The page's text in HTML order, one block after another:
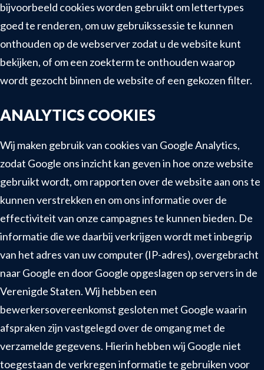
bijvoorbeeld cookies worden gebruikt om lettertypes
goed te renderen, om uw gebruikssessie te kunnen
onthouden op de webserver zodat u de website kunt
bekijken, of om een zoekterm te onthouden waarop
wordt gezocht binnen de website of een gekozen filter.
ANALYTICS COOKIES
Wij maken gebruik van cookies van Google Analytics,
zodat Google ons inzicht kan geven in hoe onze website
gebruikt wordt, om rapporten over de website aan ons te
kunnen verstrekken en om ons informatie over de
effectiviteit van onze campagnes te kunnen bieden. De
informatie die we daarbij verkrijgen wordt met inbegrip
van het adres van uw computer (IP-adres), overgebracht
naar Google en door Google opgeslagen op servers in de
Verenigde Staten. Wij hebben een
bewerkersovereenkomst gesloten met Google waarin
afspraken zijn vastgelegd over de omgang met de
verzamelde gegevens. Hierin hebben wij Google niet
toegestaan de verkregen informatie te gebruiken voor